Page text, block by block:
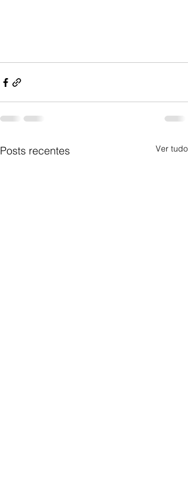
Posts recentes Ver tudo